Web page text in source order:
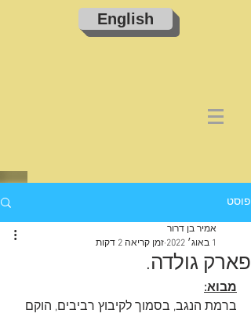
English
פוסט
פארק גולדה.
אמיר בן דרור
1 באוג׳ 2022
זמן קריאה 2 דקות
מבוא:
ברמת הנגב, בסמוך לקיבוץ רביבים, הוקם